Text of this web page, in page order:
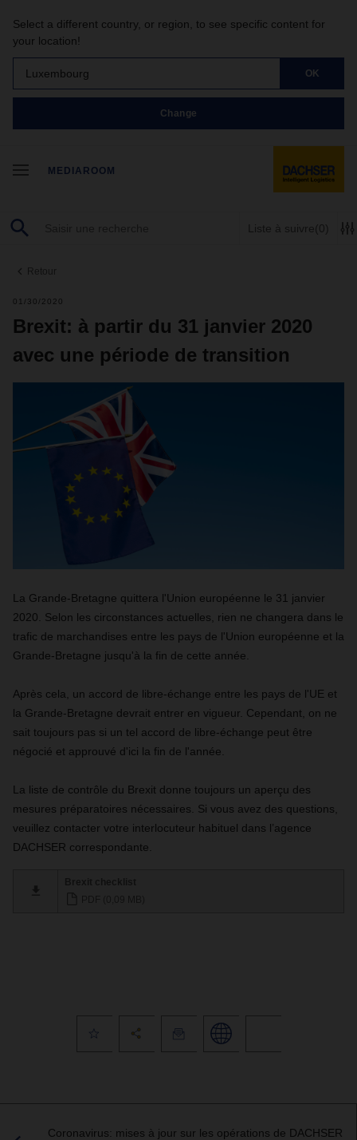
Select a different country, or region, to see specific content for
your location!
Luxembourg OK
Change
MEDIAROOM
Liste à suivre(0)
Retour
01/30/2020
Brexit: à partir du 31 janvier 2020
avec une période de transition
La Grande-Bretagne quittera l'Union européenne le 31 janvier
2020. Selon les circonstances actuelles, rien ne changera dans le
trafic de marchandises entre les pays de l'Union européenne et la
Grande-Bretagne jusqu'à la fin de cette année.
Après cela, un accord de libre-échange entre les pays de l'UE et
la Grande-Bretagne devrait entrer en vigueur. Cependant, on ne
sait toujours pas si un tel accord de libre-échange peut être
négocié et approuvé d'ici la fin de l'année.
La liste de contrôle du Brexit donne toujours un aperçu des
mesures préparatoires nécessaires. Si vous avez des questions,
veuillez contacter votre interlocuteur habituel dans l’agence
DACHSER correspondante.
Coronavirus: mises à jour sur les opérations de DACHSER